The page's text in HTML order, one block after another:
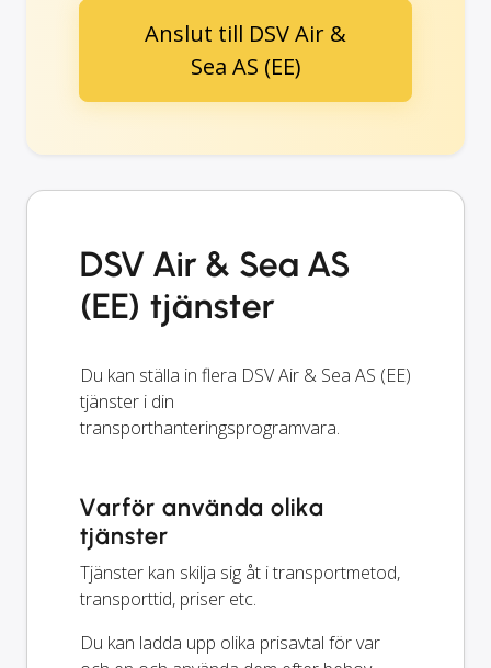
Anslut till DSV Air &
Sea AS (EE)
DSV Air & Sea AS
(EE) tjänster
Du kan ställa in flera DSV Air & Sea AS (EE)
tjänster i din
transporthanteringsprogramvara.
Varför använda olika
tjänster
Tjänster kan skilja sig åt i transportmetod,
transporttid, priser etc.
Du kan ladda upp olika prisavtal för var